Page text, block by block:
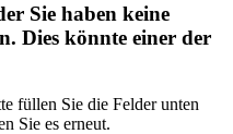
Sie haben keine
Dies könnte einer der
füllen Sie die Felder unten
Sie es erneut.